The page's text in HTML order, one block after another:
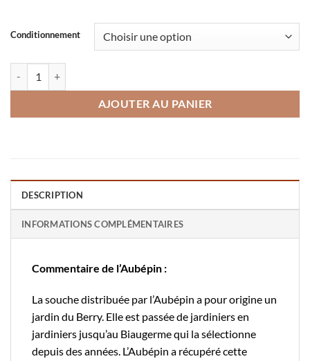
Conditionnement
AJOUTER AU PANIER
DESCRIPTION
INFORMATIONS COMPLÉMENTAIRES
Commentaire de l’Aubépin :
La souche distribuée par l’Aubépin a pour origine un
jardin du Berry. Elle est passée de jardiniers en
jardiniers jusqu’au Biaugermequi la sélectionne
depuis des années. L’Aubépin a récupéré cette